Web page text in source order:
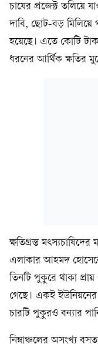
চাষের প্রজেক্ট তলিয়ে
দাবি, ছোট-বড় মিলিয়ে
হয়েছে। এতে কোটি
ধরনের আর্থিক ক্ষতির
ক্ষতিগ্রস্ত
এলাকার আহমদ
তিনটি পুকুরে থাকা
গেছে। একই ইউনিয়নের
চারটি পুকুরও বন্যার
নিম্নাঞ্চলের অসংখ্য